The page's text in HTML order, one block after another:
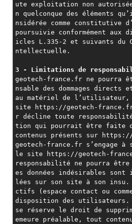
ute exploitation non
n quelconque des éléments
nsidérée comme constitutive
poursuivie conformément aux
icles L.335-2 et suivants du
ntellectuelle.
3 - Limitations de
geotech-france.fr ne pourra
nsable des dommages directs
au matériel de l’utilisateur,
site https://geotech-
r décline toute
tion qui pourrait être faite
contenus présents sur
geotech-france.fr s’engage à
le site https://geotech-
responsabilité ne pourra être
es données indésirables
lées sur son site à son insu.
ctifs (espace contact ou
disposition des utilisateurs.
se réserve le droit de
emeure préalable, tout